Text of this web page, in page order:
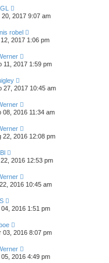
20, 2017 9:07 am
robel
2017 1:06 pm
11, 2017 1:59 pm
27, 2017 10:45 am
08, 2016 11:34 am
22, 2016 12:08 pm
2016 12:53 pm
2016 10:45 am
2016 1:51 pm
03, 2016 8:07 pm
2016 4:49 pm